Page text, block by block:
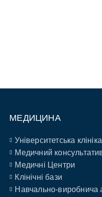
МЕДИЦИНА
Університетська клініка
Медичний
Медичні Центри
Клінічні бази
Навчально-виробнича